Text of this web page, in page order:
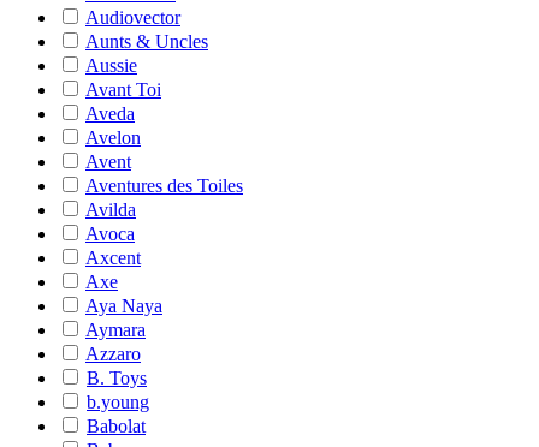
Audiovector
Aunts & Uncles
Aussie
Avant Toi
Aveda
Avelon
Avent
Aventures des Toiles
Avilda
Avoca
Axcent
Axe
Aya Naya
Aymara
Azzaro
B. Toys
b.young
Babolat